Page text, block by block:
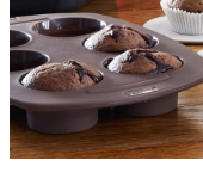
бензопил
бензорезов
бензорезов